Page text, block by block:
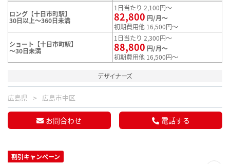
ロング【十日市町駅】
30日以上～360日未満
1日当たり 2,100円～
82,800 円/月～
初期費用他 16,500円～
ショート【十日市町駅】
～30日未満
1日当たり 2,300円～
88,800 円/月～
初期費用他 16,500円～
デザイナーズ
広島県 広島市中区
お問合わせ 電話する
割引キャンペーン